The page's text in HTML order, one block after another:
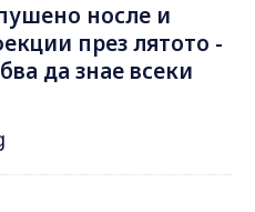
носле и
през лятотo -
да знае всеки